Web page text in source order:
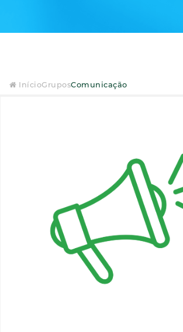
InícioGruposComunicação